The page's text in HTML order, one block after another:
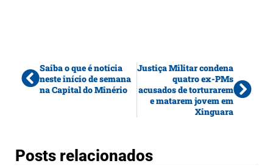
Saiba o que é notícia
neste início de semana
na Capital do Minério
Justiça Militar condena
quatro ex-PMs
acusados de torturarem
e matarem jovem em
Xinguara
Posts relacionados